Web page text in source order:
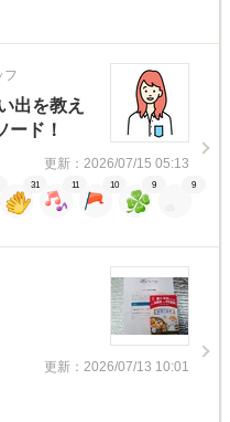
フ
出を教え
ード！
更新：2026/07/15 05:13
31 11 10 9 9
更新：2026/07/13 10:01